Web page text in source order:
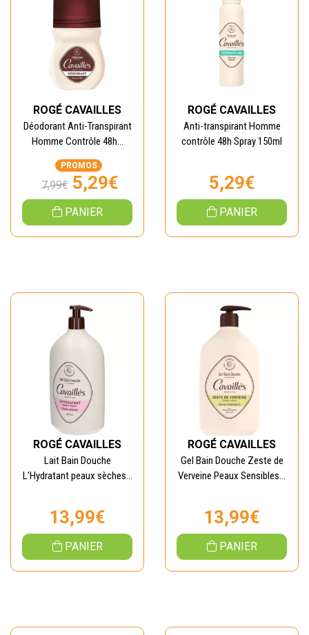
ROGÉ CAVAILLES
Déodorant Anti-Transpirant
Homme Contrôle 48h...
PROMOS
7,99€ 5,29€
PANIER
ROGÉ CAVAILLES
Anti-transpirant Homme
contrôle 48h Spray 150ml
5,29€
PANIER
ROGÉ CAVAILLES
Lait Bain Douche
L'Hydratant peaux sèches...
13,99€
PANIER
ROGÉ CAVAILLES
Gel Bain Douche Zeste de
Verveine Peaux Sensibles...
13,99€
PANIER